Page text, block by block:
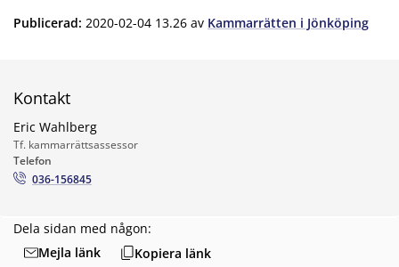
Publicerad: 2020-02-04 13.26 av Kammarrätten i Jönköping
Dela sidan med någon:
Mejla länk
Kopiera länk
Kontakt
Eric Wahlberg
Tf. kammarrättsassessor
Telefon
036-156845